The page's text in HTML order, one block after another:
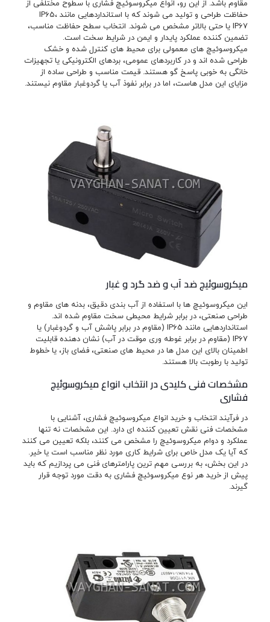
مقاوم باشد. از این رو، انواع میکروسوئیچ فشاری با سطوح مختلفی از
حفاظت طراحی و تولید می شوند که با استانداردهایی مانند IP65،
IP67 یا حتی بالاتر مشخص می شوند. انتخاب سطح حفاظت مناسب،
تضمین کننده عملکرد پایدار و ایمن در شرایط سخت است.
میکروسوئیچ های معمولی برای محیط های کنترل شده و خشک
طراحی شده اند و در کاربردهای عمومی، بردهای الکترونیکی یا تجهیزات
خانگی به خوبی پاسخ گو هستند. قیمت مناسب و طراحی ساده از
مزایای این مدل هاست، اما در برابر نفوذ آب یا گردوغبار مقاوم نیستند.
میکروسوئیچ ضد آب و ضد گرد و غبار
این میکروسوئیچ ها با استفاده از آب بندی دقیق، بدنه های مقاوم و
طراحی صنعتی، در برابر شرایط محیطی سخت مقاوم شده اند.
استانداردهایی مانند IP65 (مقاوم در برابر پاشش آب و گردوغبار) یا
IP67 (مقاوم در برابر غوطه وری موقت در آب) نشان دهنده قابلیت
اطمینان بالای این مدل ها در محیط های صنعتی، فضای باز، یا خطوط
تولید با رطوبت بالا هستند.
مشخصات فنی کلیدی در انتخاب انواع میکروسوئیچ
فشاری
در فرآیند انتخاب و خرید انواع میکروسوئیچ فشاری، آشنایی با
مشخصات فنی نقش تعیین کننده ای دارد. این مشخصات نه تنها
عملکرد و دوام میکروسوئیچ را مشخص می کنند، بلکه تعیین می کنند
که آیا یک مدل خاص برای شرایط کاری مورد نظر مناسب است یا خیر.
در این بخش، به بررسی مهم ترین پارامترهای فنی می پردازیم که باید
پیش از خرید هر نوع میکروسوئیچ فشاری به دقت مورد توجه قرار
گیرند.